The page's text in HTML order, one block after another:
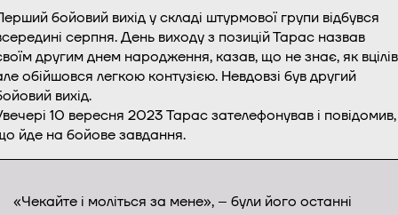
бойовий вихід у складі штурмової групи відбувся
серпня. День виходу з позицій Тарас назвав
другим днем народження, казав, що не знає, як
обійшовся легкою контузією. Невдовзі був другий
вихід.
10 вересня 2023 Тарас зателефонував і повідомив,
йде на бойове завдання.
«Чекайте і моліться за мене», – були його останні